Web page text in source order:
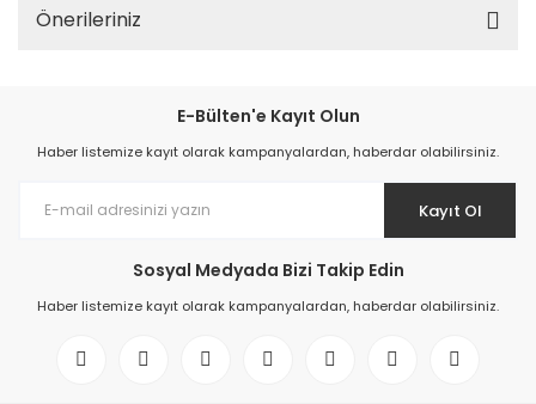
Önerileriniz
E-Bülten'e Kayıt Olun
Haber listemize kayıt olarak kampanyalardan, haberdar olabilirsiniz.
Kayıt Ol
Sosyal Medyada Bizi Takip Edin
Haber listemize kayıt olarak kampanyalardan, haberdar olabilirsiniz.